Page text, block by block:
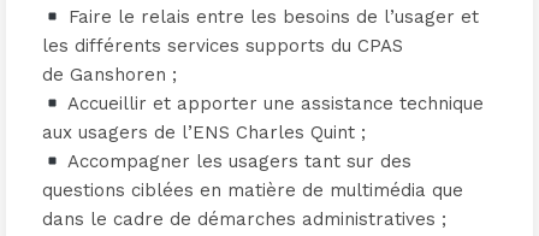
Faire le relais entre les besoins de l’usager et
les différents services supports du CPAS
de Ganshoren ;
Accueillir et apporter une assistance technique
aux usagers de l’ENS Charles Quint ;
Accompagner les usagers tant sur des
questions ciblées en matière de multimédia que
dans le cadre de démarches administratives ;